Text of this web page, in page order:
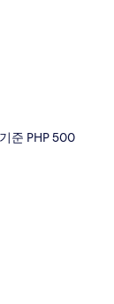
준 PHP 500